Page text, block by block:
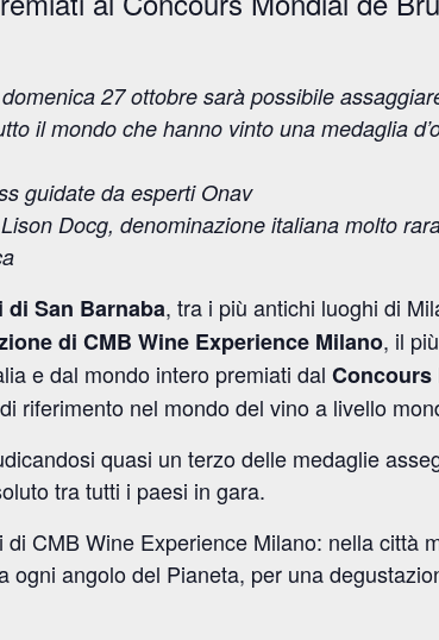
27 ottobre sarà possibile
il mondo che hanno vinto una medaglia
guidate da esperti Onav
Docg, denominazione italiana molto
San Barnaba, tra i più antichi luoghi di
di CMB Wine Experience Milano, il
e dal mondo intero premiati dal Concours
riferimento nel mondo del vino a livello
quasi un terzo delle medaglie
tra tutti i paesi in gara.
CMB Wine Experience Milano: nella città
angolo del Pianeta, per una